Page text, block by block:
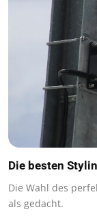
Die besten
Die Wahl des
als gedacht.